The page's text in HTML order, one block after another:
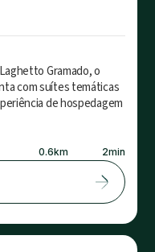
Gramado, o
com suítes temáticas
de hospedagem
0.6km 2min